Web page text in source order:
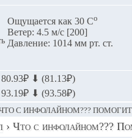
Ощущается как 30 Сo
Ветер: 4.5 м/с [200]
Давление: 1014 мм рт. ст.
80.93₽ ⬇ (81.13₽)
93.19₽ ⬇ (93.58₽)
С ИНФОЛАЙНОМ???
› Что с инфолайном???